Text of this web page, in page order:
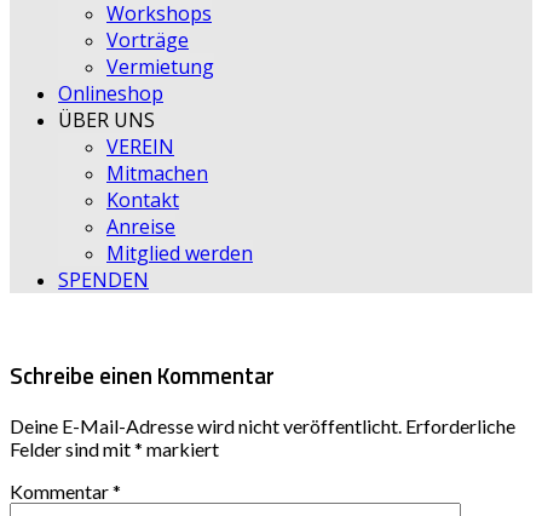
Workshops
Vorträge
Vermietung
Onlineshop
ÜBER UNS
VEREIN
Mitmachen
Kontakt
Anreise
Mitglied werden
SPENDEN
Schreibe einen Kommentar
Deine E-Mail-Adresse wird nicht veröffentlicht. Erforderliche
Felder sind mit* markiert
Kommentar*